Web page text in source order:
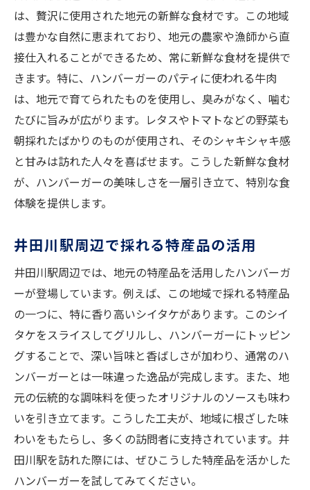
秘伝の調理技術が生む絶妙な味わい
地域の食文化を反映したハンバーガーの味
井田川駅の歴史とハンバーガーの関係
訪れる人々を魅了するその味の理由
ハンバーガーへの情熱が生み出す絶品の味
職人技が光る！井田川駅周辺で楽しむハンバー
ガーの組成
熟練の職人が作るハンバーガーの秘密
井田川駅のハンバーガーに使われる独自の
職人が語るハンバーガー作りの極意
地域の職人が伝える伝統の味
職人自慢の一品を堪能する方法
地元職人の技術が生み出す優れたハンバー
ガー
地元食材が生み出す驚きの味！井田川駅のハン
バーガーに迫る
驚きの食材がもたらす新しい味わい
井田川駅の特産品を取り入れたレシピ
食材選びの工夫がもたらす美味しさ
地元の風味が詰まった一品
は、贅沢に使用された地元の新鮮な食材です。この地域
は豊かな自然に恵まれており、地元の農家や漁師から直
接仕入れることができるため、常に新鮮な食材を提供で
きます。特に、ハンバーガーのパティに使われる牛肉
は、地元で育てられたものを使用し、臭みがなく、噛む
たびに旨みが広がります。レタスやトマトなどの野菜も
朝採れたばかりのものが使用され、そのシャキシャキ感
と甘みは訪れた人々を喜ばせます。こうした新鮮な食材
が、ハンバーガーの美味しさを一層引き立て、特別な食
体験を提供します。
井田川駅周辺で採れる特産品の活用
井田川駅周辺では、地元の特産品を活用したハンバーガ
ーが登場しています。例えば、この地域で採れる特産品
の一つに、特に香り高いシイタケがあります。このシイ
タケをスライスしてグリルし、ハンバーガーにトッピン
グすることで、深い旨味と香ばしさが加わり、通常のハ
ンバーガーとは一味違った逸品が完成します。また、地
元の伝統的な調味料を使ったオリジナルのソースも味わ
いを引き立てます。こうした工夫が、地域に根ざした味
わいをもたらし、多くの訪問者に支持されています。井
田川駅を訪れた際には、ぜひこうした特産品を活かした
ハンバーガーを試してみてください。